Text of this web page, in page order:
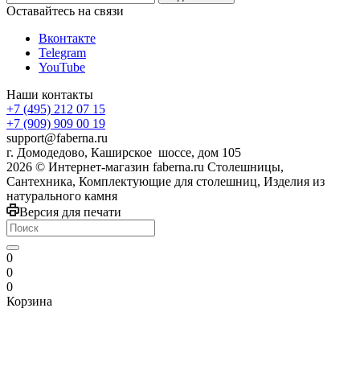
Оставайтесь на связи
Вконтакте
Telegram
YouTube
Наши контакты
+7 (495) 212 07 15
+7 (909) 909 00 19
support@faberna.ru
г. Домодедово, Каширское шоссе, дом 105
2026 © Интернет-магазин faberna.ru Столешницы,
Сантехника, Комплектующие для столешниц, Изделия из
натурального камня
Версия для печати
0
0
0
Корзина